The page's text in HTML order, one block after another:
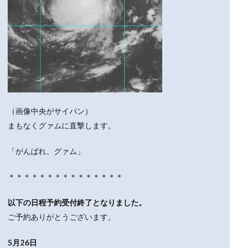
（画像中央がサイパン）
まもなくグァムに直撃します。
「がんばれ、グァム」
＊＊＊＊＊＊＊＊＊＊＊＊＊＊＊
以下の日程予約受付終了となりました。
ご予約ありがとうございます。
5月26日